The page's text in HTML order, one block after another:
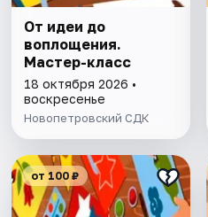
От идеи до
воплощения.
Мастер-класс
18 октября 2026 •
воскресенье
Новопетровский СДК
от 100 ₽